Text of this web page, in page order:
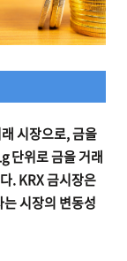
시장으로, 금을
단위로 금을 거래
. KRX 금시장은
시장의 변동성